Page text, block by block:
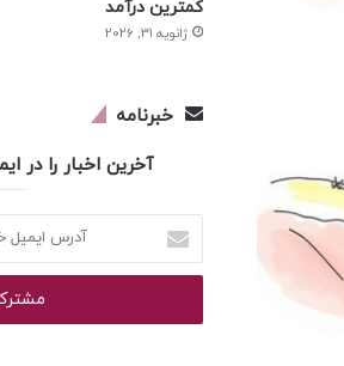
کمترین درآمد
ژانویه 31, 2026
خبرنامه
آخرین اخبار را در
ایمیل
خود
وارد